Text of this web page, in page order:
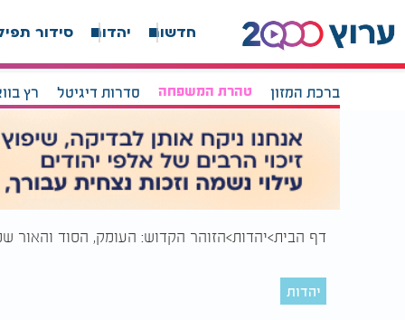
חדשות יהדות סידור
ברכת המזון טהרת המשפחה סדרות דיגיטל רץ
דף הבית יהדות הזוהר הקדוש: העומק, הסוד והאור
יהדות